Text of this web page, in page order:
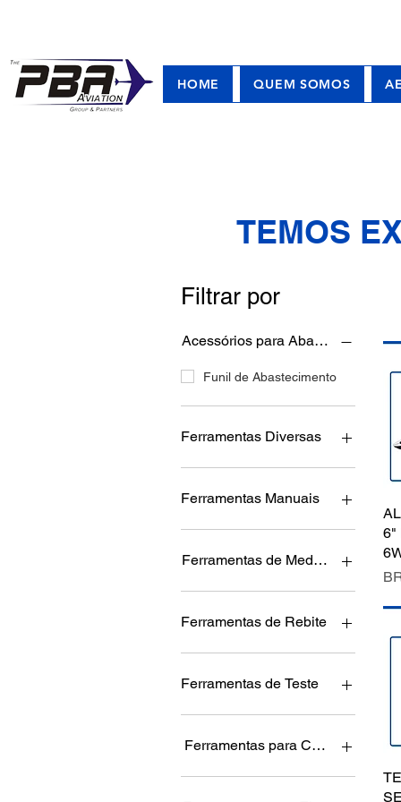
HOME QUEM SOMOS
TEMOS
Filtrar por
Acessórios para Abastecimento
Funil de Abastecimento
Ferramentas Diversas
Chaves
Chaves Combinadas
Parafusos
Tensiômetro
Ferramentas Manuais
Alicates
Chaves
Rebites
Torquímetro
Ferramentas de Medição
Medidores de Ângulo
Multímetros
Ferramentas de Rebite
Alicates
Diversos
Ferramentas de Teste
Cilindro
Diversos
Ferramentas para Chapa
Alicates
6"